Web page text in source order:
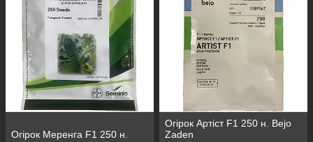
Огірок Меренга F1 250 н.
Огірок Артіст F1 250 н. Bejo
Zaden